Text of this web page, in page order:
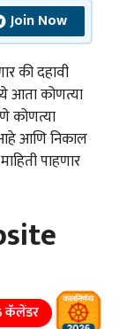
Join Now
की दहावी
आता कोणत्या
कोणत्या
आहे आणि निकाल
पाहणार
कॅलेंडर